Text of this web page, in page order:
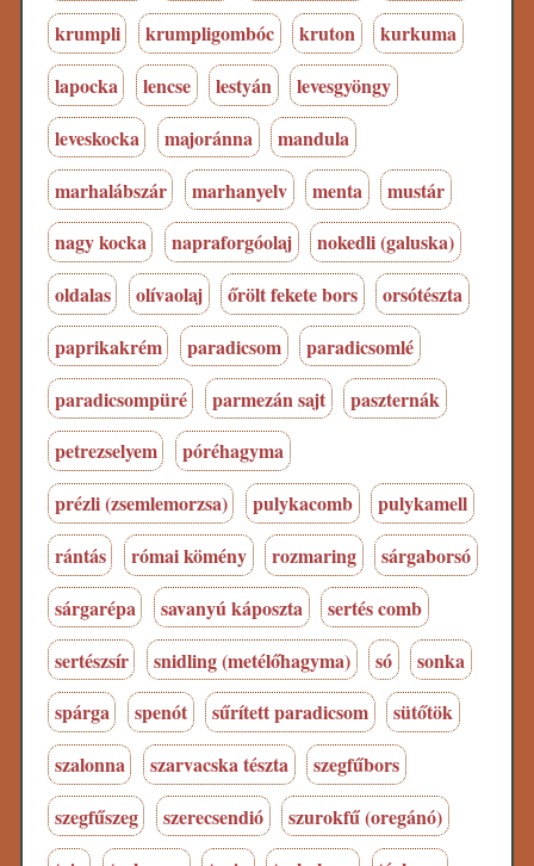
krumpli
krumpligombóc kruton
kurkuma
lapocka
lencse lestyán
levesgyöngy
leveskocka
majoránna
mandula
marhalábszár
marhanyelv menta
mustár
nagy kocka
napraforgóolaj
nokedli (galuska)
oldalas
olívaolaj őrölt fekete bors
orsótészta
paprikakrém
paradicsom
paradicsomlé
paradicsompüré
parmezán sajt
paszternák
petrezselyem
póréhagyma
prézli (zsemlemorzsa)
pulykacomb
pulykamell
rántás
római kömény rozmaring
sárgaborsó
sárgarépa
savanyú káposzta
sertés comb
sertészsír
snidling (metélőhagyma) só
sonka
spárga
spenót sűrített paradicsom
sütőtök
szalonna
szarvacska tészta
szegfűbors
szegfűszeg
szerecsendió
szurokfű (oregánó)